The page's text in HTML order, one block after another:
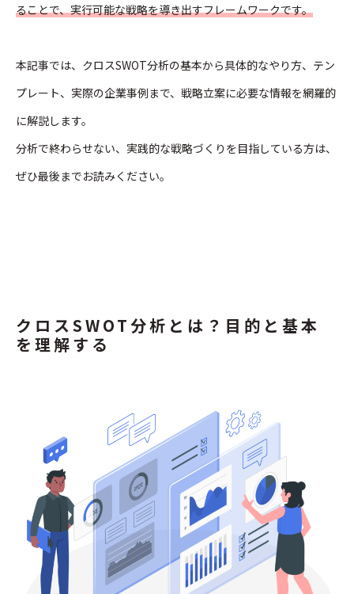
ることで、実行可能な戦略を導き出すフレームワークです。
本記事では、クロスSWOT分析の基本から具体的なやり方、テン
プレート、実際の企業事例まで、戦略立案に必要な情報を網羅的
に解説します。
分析で終わらせない、実践的な戦略づくりを目指している方は、
ぜひ最後までお読みください。
クロスSWOT分析とは？目的と基本
を理解する